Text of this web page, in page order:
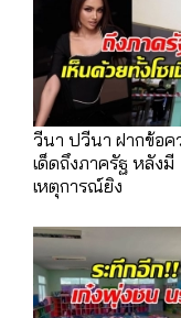
วีนา ปวีนา ฝากข้อค
เด็ดถึงภาครัฐ หลังมี
เหตุการณ์ยิง